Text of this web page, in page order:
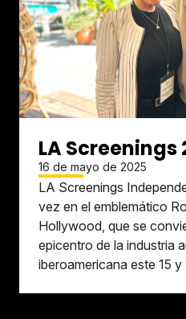
LA Screenings
16 de mayo de 2025
LA Screenings
vez en el emblemático
Hollywood, que se
epicentro de la industria
iberoamericana este 15 y